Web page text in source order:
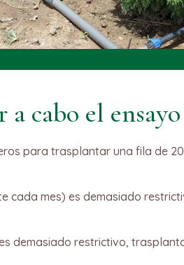
cabo el ensayo
para trasplantar una fila de
cada mes) es demasiado
demasiado restrictivo,